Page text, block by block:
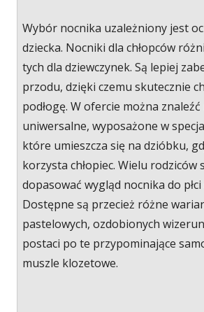
Wybór nocnika uzależniony jest
dziecka. Nocniki dla chłopców
tych dla dziewczynek. Są lepiej
przodu, dzięki czemu skutecznie
podłogę. W ofercie można
uniwersalne, wyposażone w
które umieszcza się na dzióbku,
korzysta chłopiec. Wielu rodziców
dopasować wygląd nocnika do płci
Dostępne są przecież różne
pastelowych, ozdobionych
postaci po te przypominające
muszle klozetowe.